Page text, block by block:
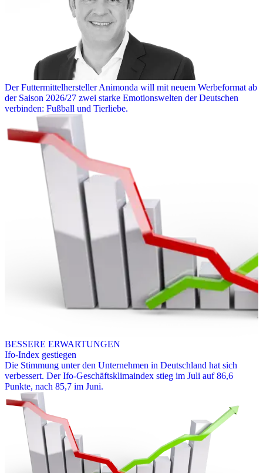
Der Futtermittelhersteller Animonda will mit neuem Werbeformat ab
der Saison 2026/27 zwei starke Emotionswelten der Deutschen
verbinden: Fußball und Tierliebe.
BESSERE ERWARTUNGEN
Ifo-Index gestiegen
Die Stimmung unter den Unternehmen in Deutschland hat sich
verbessert. Der Ifo-Geschäftsklimaindex stieg im Juli auf 86,6
Punkte, nach 85,7 im Juni.